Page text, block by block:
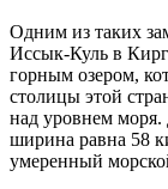
Одним из таких
Иссык-Куль в
горным озером,
столицы этой
над уровнем моря.
ширина равна 58
умеренный